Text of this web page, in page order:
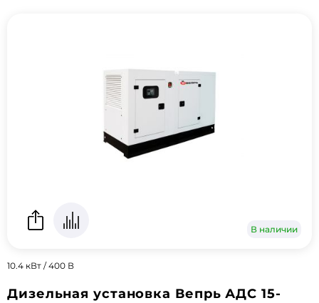
В наличии
10.4 кВт / 400 В
Дизельная установка Вепрь АДС 15-